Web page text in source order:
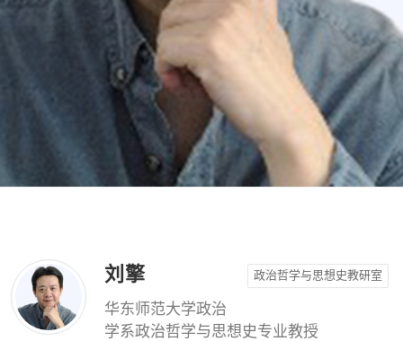
政治哲学与思想史教研室
刘擎
华东师范大学政治
学系政治哲学与思想史专业教授